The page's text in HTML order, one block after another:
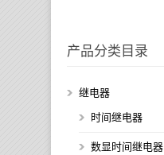
产品分类目录
继电器
时间继电器
数显时间继电器